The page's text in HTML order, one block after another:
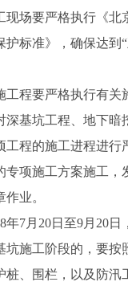
场要严格执行《北
护标准》，确保达到“
程要严格执行有关
深基坑工程、地下暗
工程的施工进程进行
专项施工方案施工，
业。
7月20日至9月20日
坑施工阶段的，要按
桩、围栏，以及防汛